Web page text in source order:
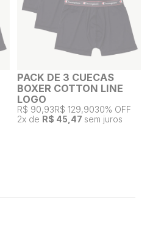
PACK DE 3 CUECAS
BOXER COTTON LINE
LOGO
R$ 90,93R$ 129,9030% OFF
2x de R$ 45,47 sem juros